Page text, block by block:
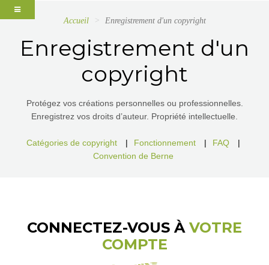
Accueil Enregistrement d'un copyright
Enregistrement d'un
copyright
Protégez vos créations personnelles ou professionnelles.
Enregistrez vos droits d’auteur. Propriété intellectuelle.
Catégories de copyright | Fonctionnement | FAQ
|
Convention de Berne
CONNECTEZ-VOUS À VOTRE
COMPTE